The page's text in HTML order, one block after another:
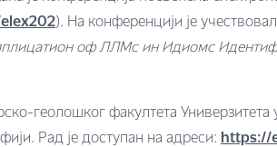
). На конференцији је
оф ЛЛМс ин Идиомс
геолошког факултета
Рад је доступан на адреси: https://